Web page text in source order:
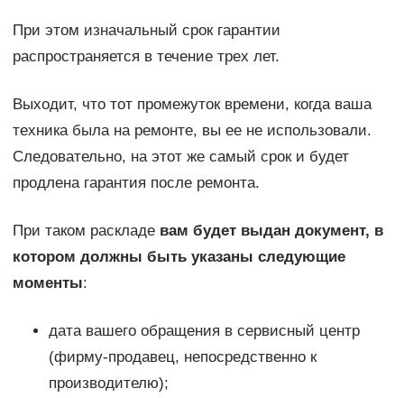
При этом изначальный срок гарантии
распространяется в течение трех лет.
Выходит, что тот промежуток времени, когда ваша
техника была на ремонте, вы ее не использовали.
Следовательно, на этот же самый срок и будет
продлена гарантия после ремонта.
При таком раскладе вам будет выдан документ, в
котором должны быть указаны следующие
моменты:
дата вашего обращения в сервисный центр
(фирму-продавец, непосредственно к
производителю);